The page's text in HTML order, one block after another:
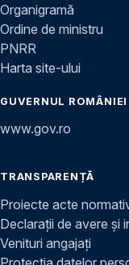
Organigramă
Ordine de ministru
PNRR
Harta site-ului
GUVERNUL ROMÂNIEI
www.gov.ro
TRANSPARENȚĂ
Proiecte acte
Declarații de avere și
Venituri angajați